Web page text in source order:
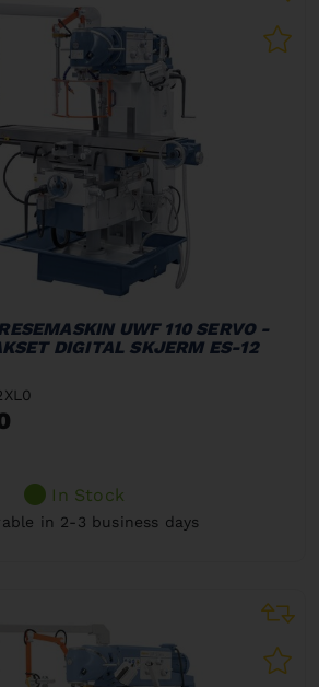
UWF 110 SERVO -
DIGITAL SKJERM ES-12
In Stock
in 2-3 business days